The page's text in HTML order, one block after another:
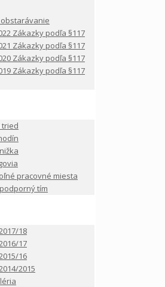
Zákazky podľa §117
Zákazky podľa §117
Zákazky podľa §117
Zákazky podľa §117
tried
pracovné miesta
tím
18
17
16
2015